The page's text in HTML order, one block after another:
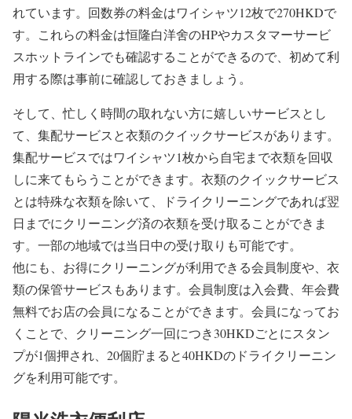
れています。回数券の料金はワイシャツ12枚で270HKDで
す。これらの料金は恒隆白洋舍のHPやカスタマーサービ
スホットラインでも確認することができるので、初めて利
用する際は事前に確認しておきましょう。
そして、忙しく時間の取れない方に嬉しいサービスとし
て、集配サービスと衣類のクイックサービスがあります。
集配サービスではワイシャツ1枚から自宅まで衣類を回収
しに来てもらうことができます。衣類のクイックサービス
とは特殊な衣類を除いて、ドライクリーニングであれば翌
日までにクリーニング済の衣類を受け取ることができま
す。一部の地域では当日中の受け取りも可能です。
他にも、お得にクリーニングが利用できる会員制度や、衣
類の保管サービスもあります。会員制度は入会費、年会費
無料でお店の会員になることができます。会員になってお
くことで、クリーニング一回につき30HKDごとにスタン
プが1個押され、20個貯まると40HKDのドライクリーニン
グを利用可能です。